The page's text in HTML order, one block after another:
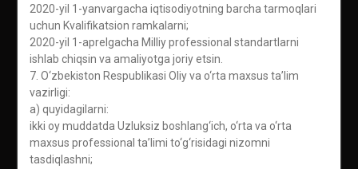
2020-yil 1-yanvargacha iqtisodiyotning barcha tarmoqlari
uchun Kvalifikatsion ramkalarni;
2020-yil 1-aprelgacha Milliy professional standartlarni
ishlab chiqsin va amaliyotga joriy etsin.
7. O‘zbekiston Respublikasi Oliy va o‘rta maxsus ta’lim
vazirligi:
a) quyidagilarni:
ikki oy muddatda Uzluksiz boshlang‘ich, o‘rta va o‘rta
maxsus professional ta’limi to‘g‘risidagi nizomni
tasdiqlashni;